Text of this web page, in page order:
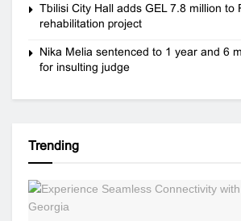
Tbilisi City Hall adds GEL 7.8 million to
rehabilitation project
Nika Melia sentenced to 1 year and 6
for insulting judge
Trending